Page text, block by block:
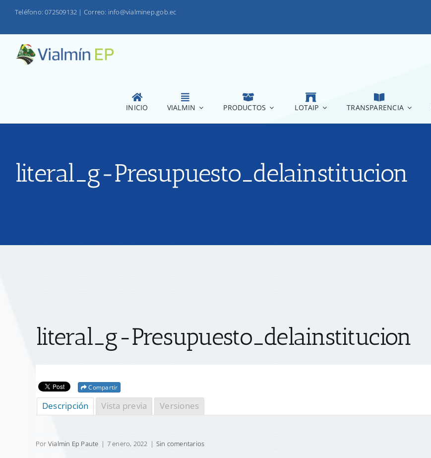
Teléfono: 072509132 | Correo: info@vialminep.gob.ec
INICIO VIALMIN PRODUCTOS LOTAIP TRANSPARENCIA
literal_g-Presupuesto_delainstitucion
literal_g-Presupuesto_delainstitucion
Compartir
Descripción Vista previa Versiones
Por Vialmin Ep Paute | 7 enero, 2022 | Sin comentarios